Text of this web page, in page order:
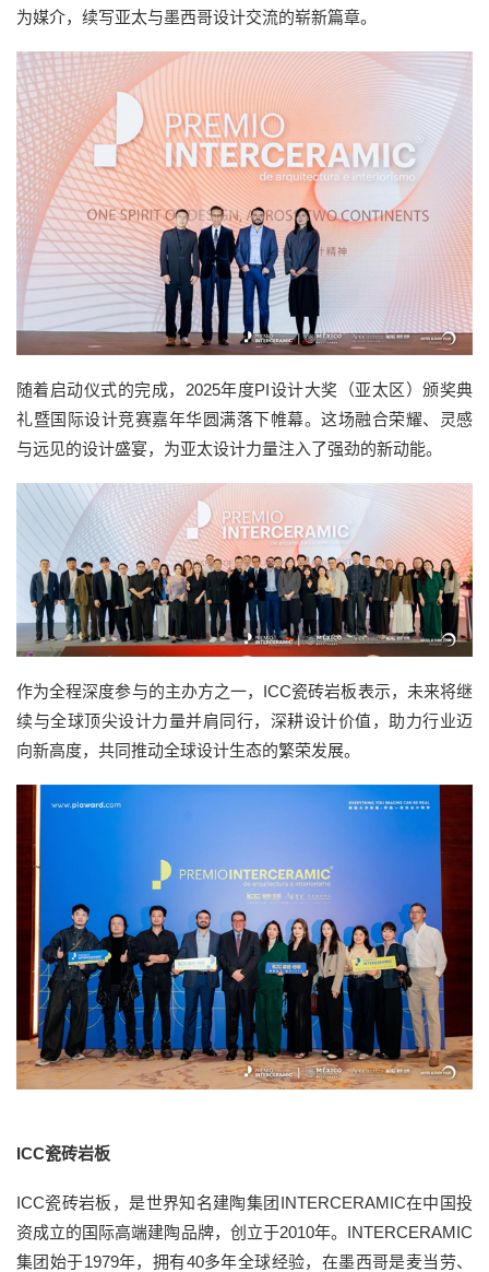
为媒介，续写亚太与墨西哥设计交流的崭新篇章。
随着启动仪式的完成，2025年度PI设计大奖（亚太区）颁奖典
礼暨国际设计竞赛嘉年华圆满落下帷幕。这场融合荣耀、灵感
与远见的设计盛宴，为亚太设计力量注入了强劲的新动能。
作为全程深度参与的主办方之一，ICC瓷砖岩板表示，未来将继
续与全球顶尖设计力量并肩同行，深耕设计价值，助力行业迈
向新高度，共同推动全球设计生态的繁荣发展。
ICC瓷砖岩板
ICC瓷砖岩板，是世界知名建陶集团INTERCERAMIC在中国投
资成立的国际高端建陶品牌，创立于2010年。INTERCERAMIC
集团始于1979年，拥有40多年全球经验，在墨西哥是麦当劳、